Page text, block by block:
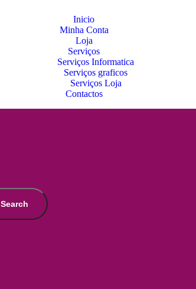
Inicio
Minha Conta
Loja
Serviços
Serviços Informatica
Serviços graficos
Serviços Loja
Contactos
Search